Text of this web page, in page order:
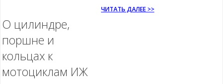
ЧИТАТЬ ДАЛЕЕ >>
О цилиндре,
поршне и
кольцах к
мотоциклам ИЖ